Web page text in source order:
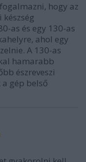
hogy az
as és egy 130-as
ahol egy
A 130-as
hamarabb
észreveszi
gép belső